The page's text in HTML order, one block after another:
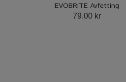
EVOBRITE Avfetting
79.00 kr